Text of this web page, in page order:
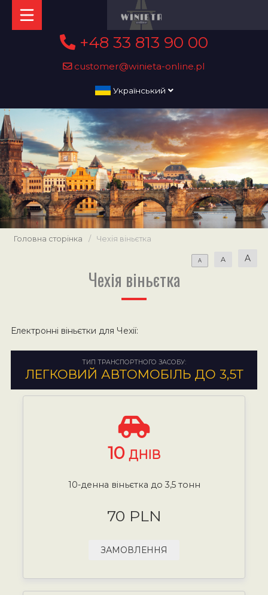
+48 33 813 90 00
customer@winieta-online.pl
Український
Головна сторінка / Чехія віньєтка
A A A
Чехія віньєтка
Електронні віньєтки для Чехії:
ТИП ТРАНСПОРТНОГО ЗАСОБУ:
ЛЕГКОВИЙ АВТОМОБІЛЬ ДО 3,5Т
10 ДНІВ
10-денна віньєтка до 3,5 тонн
70 PLN
ЗАМОВЛЕННЯ